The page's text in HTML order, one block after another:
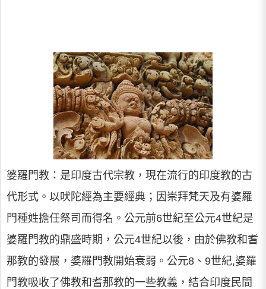
婆羅門教：是印度古代宗教，現在流行的印度教的古
代形式。以吠陀經為主要經典；因崇拜梵天及有婆羅
門種姓擔任祭司而得名。公元前6世紀至公元4世紀是
婆羅門教的鼎盛時期，公元4世紀以後，由於佛教和耆
那教的發展，婆羅門教開始衰弱。公元8、9世紀,婆羅
門教吸收了佛教和耆那教的一些教義，結合印度民間